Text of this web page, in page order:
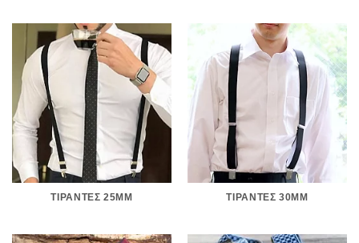
ΤΙΡΆΝΤΕΣ 25MM ΤΙΡΆΝΤΕΣ 30MM